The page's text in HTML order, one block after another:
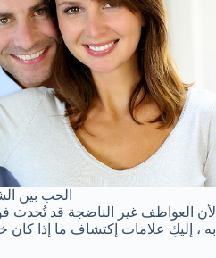
الحب بين
لأن العواطف غير الناضجة قد تُحدث
به ، إليكِ علامات إكتشاف ما إذا كان